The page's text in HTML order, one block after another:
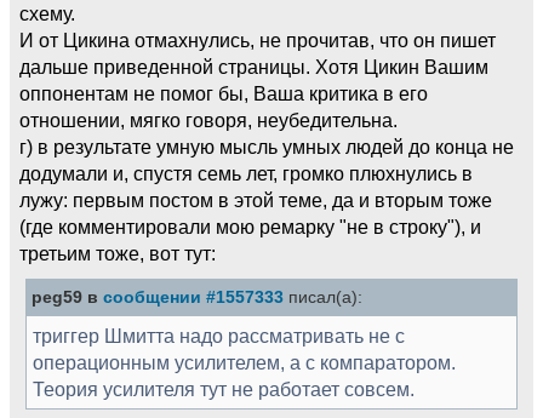
схему.
И от Цикина отмахнулись, не прочитав, что он пишет
дальше приведенной страницы. Хотя Цикин Вашим
оппонентам не помог бы, Ваша критика в его
отношении, мягко говоря, неубедительна.
г) в результате умную мысль умных людей до конца не
додумали и, спустя семь лет, громко плюхнулись в
лужу: первым постом в этой теме, да и вторым тоже
(где комментировали мою ремарку "не в строку"), и
третьим тоже, вот тут:
peg59 в сообщении #1557333 писал(а):
триггер Шмитта надо рассматривать не с
операционным усилителем, а с компаратором.
Теория усилителя тут не работает совсем.